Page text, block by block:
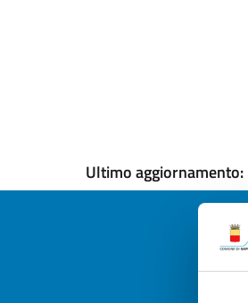
Ultimo aggiornamento: